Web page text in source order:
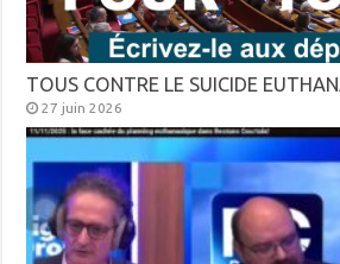
TOUS CONTRE LE SUICIDE
27 juin 2026